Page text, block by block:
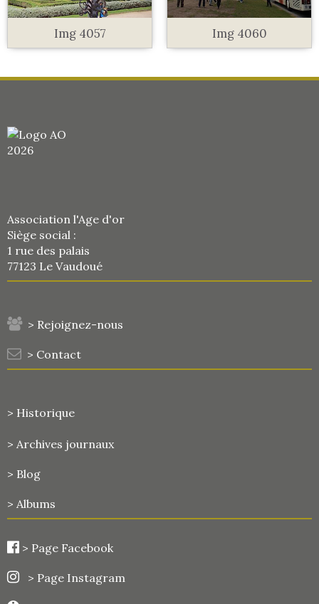
Img 4057 Img 4060
Association l'Age d'or
Siège social :
1 rue des palais
77123 Le Vaudoué
> Rejoignez-nous
> Contact
> Historique
> Archives journaux
> Blog
> Albums
> Page Facebook
> Page Instagram